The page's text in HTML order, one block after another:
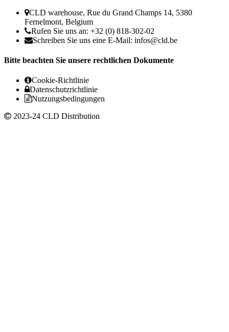
CLD warehouse, Rue du Grand Champs 14, 5380
Fernelmont, Belgium
Rufen Sie uns an: +32 (0) 818-302-02
Schreiben Sie uns eine E-Mail: infos@cld.be
Bitte beachten Sie unsere rechtlichen Dokumente
Cookie-Richtlinie
Datenschutzrichtlinie
Nutzungsbedingungen
2023-24 CLD Distribution